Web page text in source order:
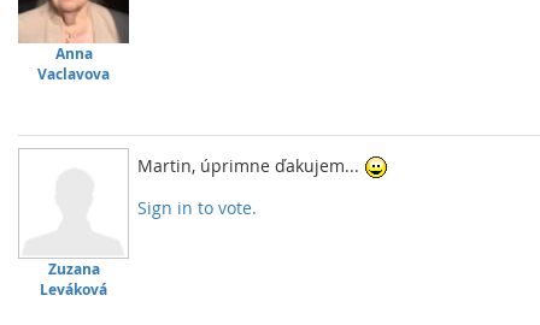
Anna
Vaclavova
Zuzana
Leváková
Martin, úprimne ďakujem...
Sign in to vote.